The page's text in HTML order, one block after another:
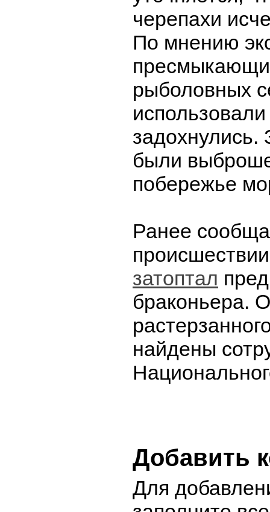
черепахи
По мнению
рыболовных
задохнулись.
были
побережье
Ранее
затоптал
браконьера.
найдены
Добавить
Для